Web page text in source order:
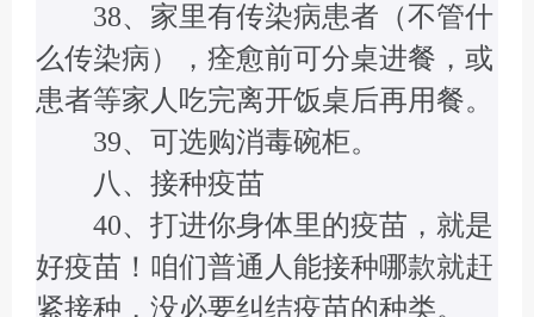
38、家里有传染病患者（不管什
么传染病），痊愈前可分桌进餐，或
患者等家人吃完离开饭桌后再用餐。
39、可选购消毒碗柜。
八、接种疫苗
40、打进你身体里的疫苗，就是
好疫苗！咱们普通人能接种哪款就赶
紧接种，没必要纠结疫苗的种类。